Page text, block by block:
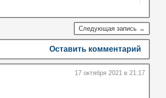
Следующая запись →
Оставить комментарий
17 октября 2021 в 21:17